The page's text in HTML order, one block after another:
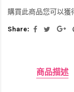
購買此商品您可以獲
Share:
商品描述